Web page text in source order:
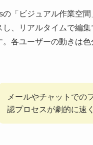
の「ビジュアル作業空
し、リアルタイムで編
。各ユーザーの動きは
メールやチャットでの
認プロセスが劇的に速